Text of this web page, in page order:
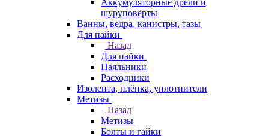
Аккумуляторные дрели и
шуруповёрты
Ванны, ведра, канистры, тазы
Для пайки
Назад
Для пайки
Паяльники
Расходники
Изолента, плёнка, уплотнители
Метизы
Назад
Метизы
Болты и гайки